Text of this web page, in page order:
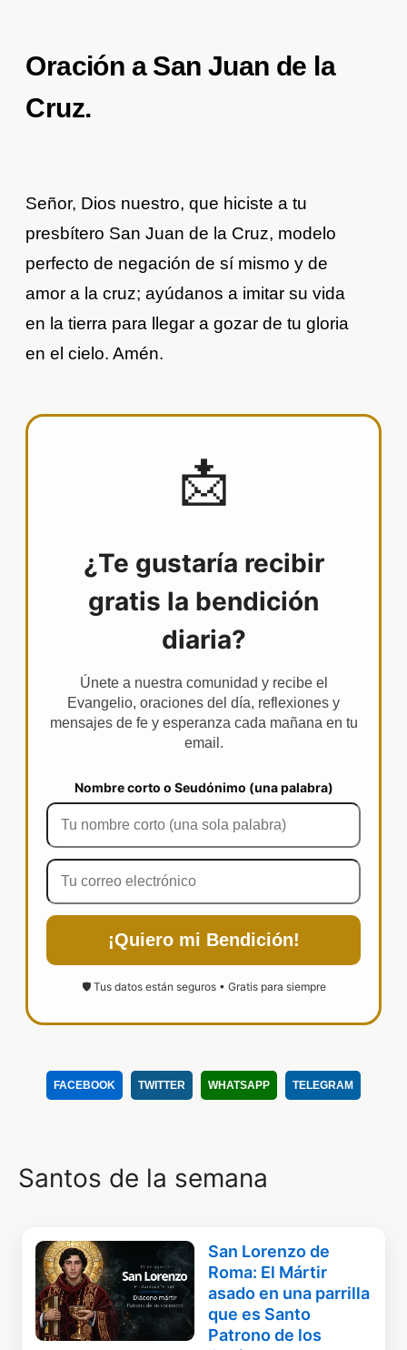
Oración a San Juan de la
Cruz.
Señor, Dios nuestro, que hiciste a tu
presbítero San Juan de la Cruz, modelo
perfecto de negación de sí mismo y de
amor a la cruz; ayúdanos a imitar su vida
en la tierra para llegar a gozar de tu gloria
en el cielo. Amén.
📩
¿Te gustaría recibir
gratis la bendición
diaria?
Únete a nuestra comunidad y recibe el
Evangelio, oraciones del día, reflexiones y
mensajes de fe y esperanza cada mañana en tu
email.
Nombre corto o Seudónimo (una palabra)
¡Quiero mi Bendición!
🛡️ Tus datos están seguros • Gratis para siempre
FACEBOOK TWITTER WHATSAPP TELEGRAM
Santos de la semana
San Lorenzo de
Roma: El Mártir
asado en una parrilla
que es Santo
Patrono de los